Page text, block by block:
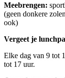
Meebrengen:
(geen donkere
ook)
Vergeet je
Elke dag van 9 tot
tot 17 uur.